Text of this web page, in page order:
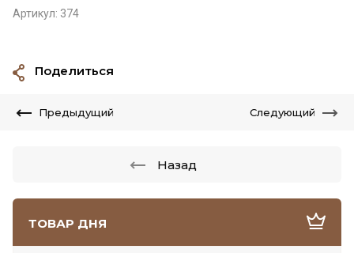
ТОВАР ДНЯ
Артикул: 374
Поделиться
Предыдущий Следующий
Назад